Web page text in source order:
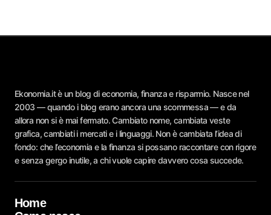
Ekonomia.it è un blog di economia, finanza e risparmio. Nasce nel
2003 — quando i blog erano ancora una scommessa — e da
allora non si è mai fermato. Cambiato nome, cambiata veste
grafica, cambiati i mercati e i linguaggi. Non è cambiata l’idea di
fondo: che l’economia e la finanza si possano raccontare con rigore
e senza gergo inutile, a chi vuole capire davvero cosa succede.
Home